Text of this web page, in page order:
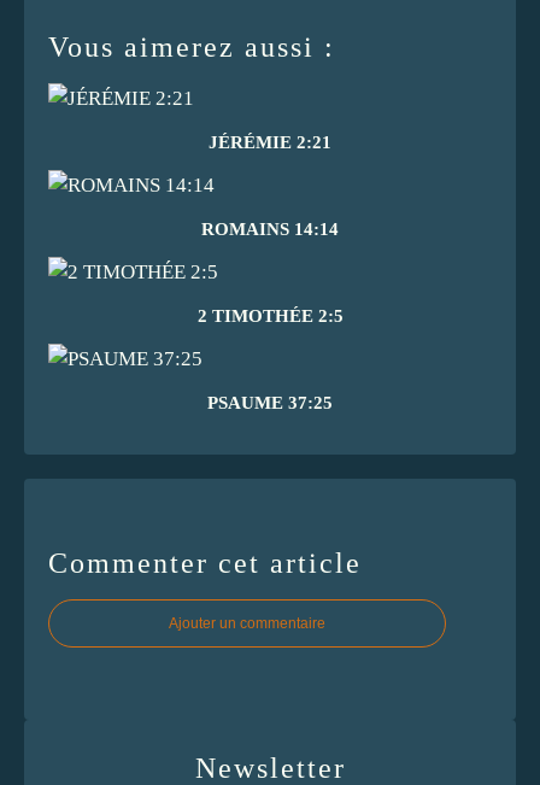
Vous aimerez aussi :
JÉRÉMIE 2:21
ROMAINS 14:14
2 TIMOTHÉE 2:5
PSAUME 37:25
Commenter cet article
Ajouter un commentaire
Newsletter